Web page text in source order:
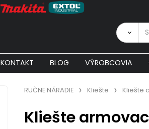
KONTAKT BLOG VÝROBCOVIA
RUČNE NÁRADIE Kliešte Kliešte
Kliešte